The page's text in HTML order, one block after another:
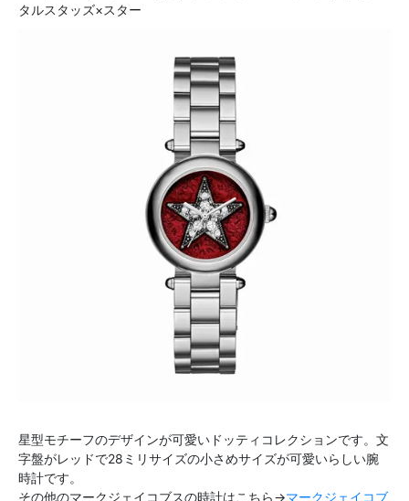
タルスタッズ×スター
星型モチーフのデザインが可愛いドッティコレクションです。文
字盤がレッドで28ミリサイズの小さめサイズが可愛いらしい腕
時計です。
その他のマークジェイコブスの時計はこちら→マークジェイコブ